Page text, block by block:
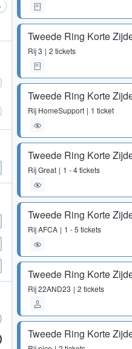
Tweede Ring Korte
Rij3 2 tickets
Tweede Ring Korte
Rij HomeSupport 1 ticket
Tweede Ring Korte
RijGreat 1 - 4 tickets
Tweede Ring Korte
RijAFCA 1 - 5 tickets
Tweede Ring Korte
Rij22AND23 2 tickets
Tweede Ring Korte